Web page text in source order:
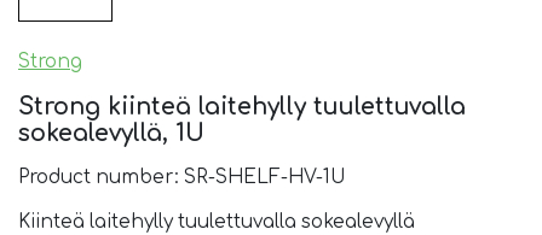
Strong
Strong kiinteä laitehylly tuulettuvalla
sokealevyllä, 1U
Product number: SR-SHELF-HV-1U
Kiinteä laitehylly tuulettuvalla sokealevyllä